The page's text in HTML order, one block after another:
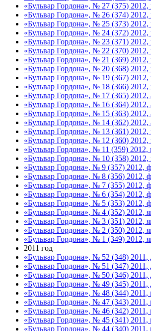
«Бульвар Гордона», № 27 (375)
«Бульвар Гордона», № 26 (374)
«Бульвар Гордона», № 25 (373)
«Бульвар Гордона», № 24 (372)
«Бульвар Гордона», № 23 (371)
«Бульвар Гордона», № 22 (370) 2012,
«Бульвар Гордона», № 21 (369) 2012,
«Бульвар Гордона», № 20 (368) 2012,
«Бульвар Гордона», № 19 (367) 2012,
«Бульвар Гордона», № 18 (366) 2012,
«Бульвар Гордона», № 17 (365) 2012,
«Бульвар Гордона», № 16 (364) 2012,
«Бульвар Гордона», № 15 (363) 2012,
«Бульвар Гордона», № 14 (362) 2012,
«Бульвар Гордона», № 13 (361) 2012,
«Бульвар Гордона», № 12 (360) 2012,
«Бульвар Гордона», № 11 (359) 2012,
«Бульвар Гордона», № 10 (358) 2012,
«Бульвар Гордона», № 9 (357) 2012,
«Бульвар Гордона», № 8 (356) 2012,
«Бульвар Гордона», № 7 (355) 2012,
«Бульвар Гордона», № 6 (354) 2012,
«Бульвар Гордона», № 5 (353) 2012,
«Бульвар Гордона», № 4 (352) 2012,
«Бульвар Гордона», № 3 (351) 2012,
«Бульвар Гордона», № 2 (350) 2012,
«Бульвар Гордона», № 1 (349) 2012,
2011 год
«Бульвар Гордона», № 52 (348) 2011,
«Бульвар Гордона», № 51 (347) 2011,
«Бульвар Гордона», № 50 (346) 2011,
«Бульвар Гордона», № 49 (345) 2011,
«Бульвар Гордона», № 48 (344) 2011,
«Бульвар Гордона», № 47 (343) 2011,
«Бульвар Гордона», № 46 (342) 2011,
«Бульвар Гордона», № 45 (341) 2011,
«Бульвар Гордона», № 44 (340) 2011,